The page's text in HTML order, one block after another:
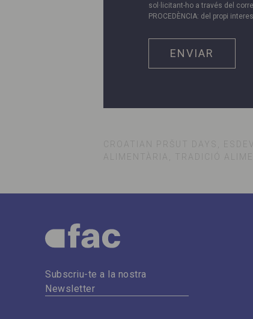
sol·licitant-ho a través del
PROCEDÈNCIA: del propi
CROATIAN PRŠUT DAYS,
ALIMENTÀRIA, TRADICIÓ
Subscriu-te a la nostra
Newsletter